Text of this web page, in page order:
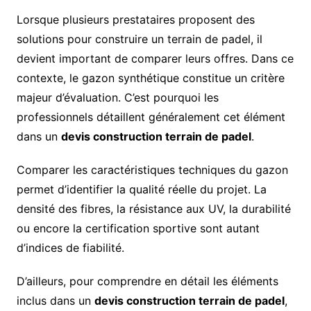
Lorsque plusieurs prestataires proposent des
solutions pour construire un terrain de padel, il
devient important de comparer leurs offres. Dans ce
contexte, le gazon synthétique constitue un critère
majeur d’évaluation. C’est pourquoi les
professionnels détaillent généralement cet élément
dans un devis construction terrain de padel.
Comparer les caractéristiques techniques du gazon
permet d’identifier la qualité réelle du projet. La
densité des fibres, la résistance aux UV, la durabilité
ou encore la certification sportive sont autant
d’indices de fiabilité.
D’ailleurs, pour comprendre en détail les éléments
inclus dans un devis construction terrain de padel,